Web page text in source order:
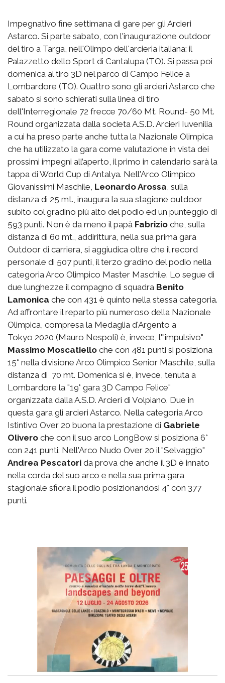
Impegnativo fine settimana di gare per gli Arcieri
Astarco. Si parte sabato, con l'inaugurazione outdoor
del tiro a Targa, nell'Olimpo dell'arcieria italiana: il
Palazzetto dello Sport di Cantalupa (TO). Si passa poi
domenica al tiro 3D nel parco di Campo Felice a
Lombardore (TO). Quattro sono gli arcieri Astarco che
sabato si sono schierati sulla linea di tiro
dell'Interregionale 72 frecce 70/60 Mt. Round- 50 Mt.
Round organizzata dalla societa A.S.D. Arcieri Iuvenilia
a cui ha preso parte anche tutta la Nazionale Olimpica
che ha utilizzato la gara come valutazione in vista dei
prossimi impegni all’aperto, il primo in calendario sarà la
tappa di World Cup di Antalya. Nell'Arco Olimpico
Giovanissimi Maschile, Leonardo Arossa, sulla
distanza di 25 mt., inaugura la sua stagione outdoor
subito col gradino più alto del podio ed un punteggio di
593 punti. Non è da meno il papà Fabrizio che, sulla
distanza di 60 mt., addirittura, nella sua prima gara
Outdoor di carriera, si aggiudica oltre che il record
personale di 507 punti, il terzo gradino del podio nella
categoria Arco Olimpico Master Maschile. Lo segue di
due lunghezze il compagno di squadra Benito
Lamonica che con 431 è quinto nella stessa categoria.
Ad affrontare il reparto più numeroso della Nazionale
Olimpica, compresa la Medaglia d'Argento a
Tokyo 2020 (Mauro Nespoli) è, invece, l'"impulsivo"
Massimo Moscatiello che con 481 punti si posiziona
15° nella divisione Arco Olimpico Senior Maschile, sulla
distanza di 70 mt. Domenica si è, invece, tenuta a
Lombardore la "19° gara 3D Campo Felice"
organizzata dalla A.S.D. Arcieri di Volpiano. Due in
questa gara gli arcieri Astarco. Nella categoria Arco
Istintivo Over 20 buona la prestazione di Gabriele
Olivero che con il suo arco LongBow si posiziona 6°
con 241 punti. Nell'Arco Nudo Over 20 il "Selvaggio"
Andrea Pescatori da prova che anche il 3D è innato
nella corda del suo arco e nella sua prima gara
stagionale sfiora il podio posizionandosi 4° con 377
punti.